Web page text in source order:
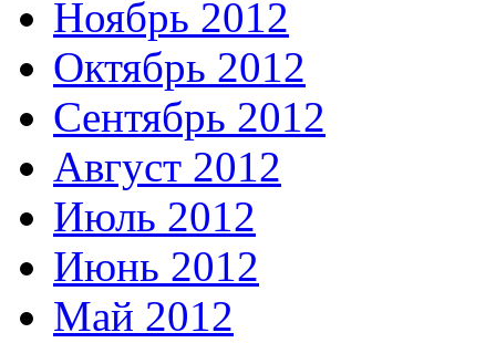
Ноябрь 2012
Октябрь 2012
Сентябрь 2012
Август 2012
Июль 2012
Июнь 2012
Май 2012